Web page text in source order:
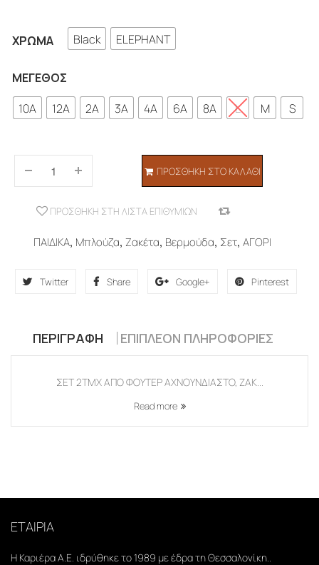
ΧΡΏΜΑ Black ELEPHANT
ΜΈΓΕΘΟΣ
10A
12A 2A 3A 4A 6A 8A L M S
ΠΡΟΣΘΉΚΗ ΣΤΟ ΚΑΛΆΘΙ
ΠΡΟΣΘΉΚΗ ΣΤΗ ΛΊΣΤΑ ΕΠΙΘΥΜΙΏΝ
ΠΑΙΔΙΚΑ, Μπλούζα, Ζακέτα, Βερμούδα, Σετ, ΑΓΟΡΙ
Twitter Share Google+ Pinterest
ΠΕΡΙΓΡΑΦΉ ΕΠΙΠΛΈΟΝ ΠΛΗΡΟΦΟΡΊΕΣ
ΣΕΤ 2ΤΜΧ ΑΠΟ ΦΟΥΤΕΡ ΑΧΝΟΥΝΔΙΑΣΤΟ, ΖΑΚ...
Read more
ΕΤΑΙΡΙΑ
Η Καριέρα Α.Ε. ιδρύθηκε το 1989 με έδρα τη Θεσσαλονίκη..